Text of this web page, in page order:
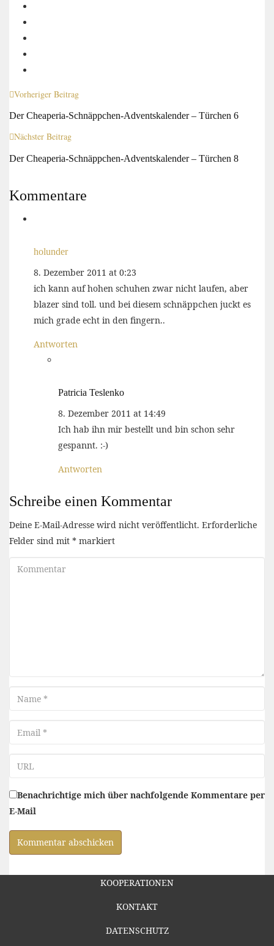
Vorheriger Beitrag
Der Cheaperia-Schnäppchen-Adventskalender – Türchen 6
Nächster Beitrag
Der Cheaperia-Schnäppchen-Adventskalender – Türchen 8
Kommentare
holunder
8. Dezember 2011 at 0:23
ich kann auf hohen schuhen zwar nicht laufen, aber
blazer sind toll. und bei diesem schnäppchen juckt es
mich grade echt in den fingern..
Antworten
Patricia Teslenko
8. Dezember 2011 at 14:49
Ich hab ihn mir bestellt und bin schon sehr
gespannt. :-)
Antworten
Schreibe einen Kommentar
Deine E-Mail-Adresse wird nicht veröffentlicht. Erforderliche
Felder sind mit * markiert
Kommentar
Name
Email
Benachrichtige mich über nachfolgende Kommentare per
E-Mail
KOOPERATIONEN
KONTAKT
DATENSCHUTZ